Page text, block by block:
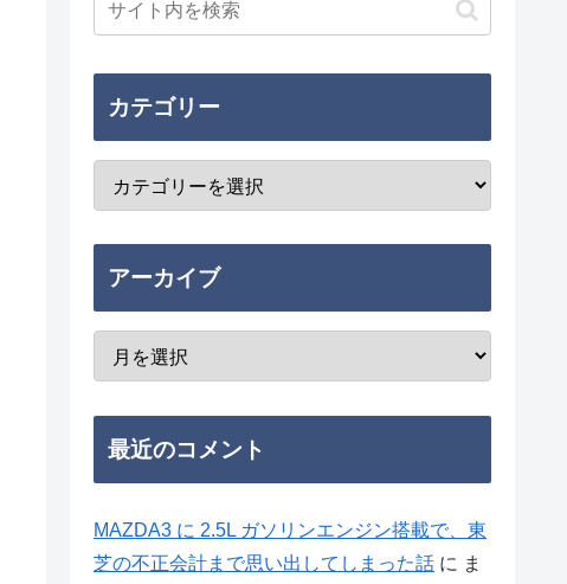
カテゴリー
アーカイブ
最近のコメント
MAZDA3 に 2.5L ガソリンエンジン搭載で、東
芝の不正会計まで思い出してしまった話 に ま